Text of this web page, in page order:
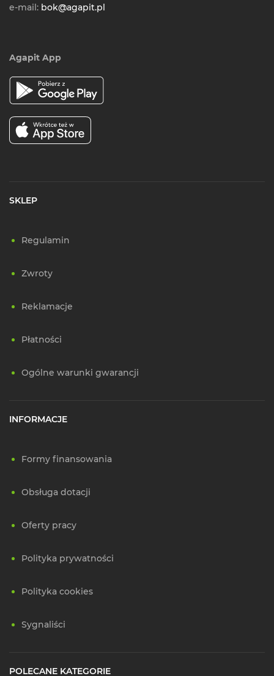
e-mail: bok@agapit.pl
Agapit App
SKLEP
Regulamin
Zwroty
Reklamacje
Płatności
Ogólne warunki gwarancji
INFORMACJE
Formy finansowania
Obsługa dotacji
Oferty pracy
Polityka prywatności
Polityka cookies
Sygnaliści
POLECANE KATEGORIE